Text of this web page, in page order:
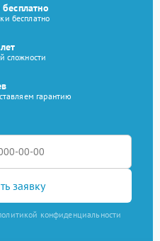
бесплатно
сложности
гарантию
заявку
конфиденциальности